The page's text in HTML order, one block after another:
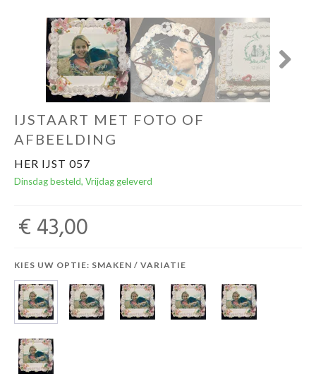
IJSTAART MET FOTO OF
AFBEELDING
HER IJST 057
Dinsdag besteld, Vrijdag geleverd
€ 43,00
KIES UW OPTIE: SMAKEN / VARIATIE